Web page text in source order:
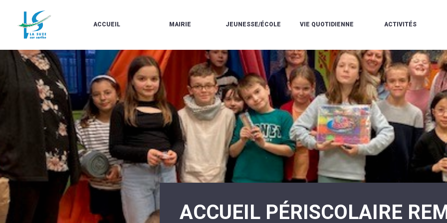
ACCUEIL
MARCHÉ
PROPOS
DE
LA
SUZE
BULLETINS
EN
LIGNE
AGENDA
LA
SUZE
AU
DÉBUT
DU
20ÈME
MAIRIE
LES
ÉLUS
CONTACTS
/
HORAIRES
URBANISME/PLU
EN
LIGNE
CARTES
D'IDENTITÉ-
PASSEPORTS
CMJ
RÉUNIONS
DU
CONSEIL
MUNICIPAL
ARRÊTÉS
ET
DU
MAIRE
JEUNESSE/ÉCOLE
L'ACCUEIL
DE
LOISIRS
LE
PÉRISCOLAIRE
/
LES
MERCREDIS
RÉCRÉATIFS
LE
RESTAURANT
SCOLAIRE
LES
ÉCOLES
/
LE
COLLÈGE
ESPACE
ANS
VIE QUOTIDIENNE
ESPACE
DE
VIE
SOCIALE
QUELQUES
RÈGLES
DE
VIE
ENVIRONNEMENT
L'EAU
ET
L'ASSAINISSEMENT
LA
RÉSIDENCE
AUTONOMIE
LE
POLICE
MUNICIPALE
ACTIVITÉS
LA
MÉDIATHÈQUE
L'ÉCOLE
COMMUNAUTAIRE
DE
MUSIQUE
L'ÉCOLE
COMMUNAUTAIRE
DE
DANSE
LA
PISCINE
COMMUNAUTAIRE
À
ACCUEIL PÉRISCOLAIRE